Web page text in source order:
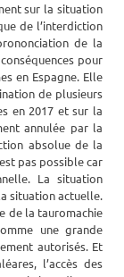
sur la situation
de l’interdiction
de la
pour
en Espagne. Elle
de plusieurs
en 2017 et sur la
annulée par la
absolue de la
pas possible car
La situation
situation actuelle.
de la tauromachie
une grande
autorisés. Et
l’accès des